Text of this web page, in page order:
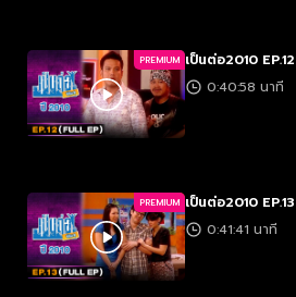
PREMIUM เป็นต่อ2010 EP.12
0:40:58 นาที
PREMIUM เป็นต่อ2010 EP.13
0:41:41 นาที